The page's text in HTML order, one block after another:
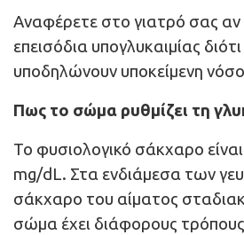
Αναφέρετε στο γιατρό σας αν
επεισόδια υπογλυκαιμίας
υποδηλώνουν υποκείμενη
Πως το σώμα ρυθμίζει τη
Το φυσιολογικό σάκχαρο
mg/dL. Στα ενδιάμεσα των
σάκχαρο του αίματος
σώμα έχει διάφορους